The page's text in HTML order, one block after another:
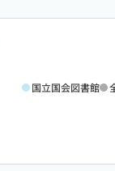
国立国会図書館